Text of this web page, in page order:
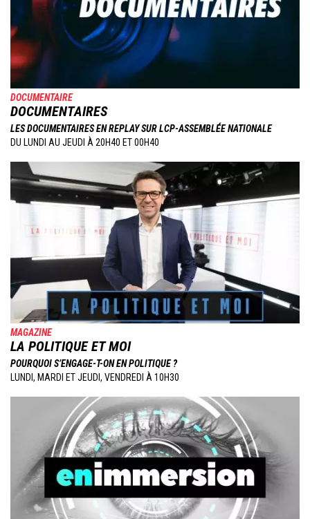
DOCUMENTAIRE
DOCUMENTAIRES
LES DOCUMENTAIRES EN REPLAY SUR LCP-ASSEMBLÉE NATIONALE
DU LUNDI AU JEUDI À 20H40 ET 00H40
Image
MAGAZINE
LA POLITIQUE ET MOI
POURQUOI S’ENGAGE-T-ON EN POLITIQUE ?
LUNDI, MARDI ET JEUDI, VENDREDI À 10H30